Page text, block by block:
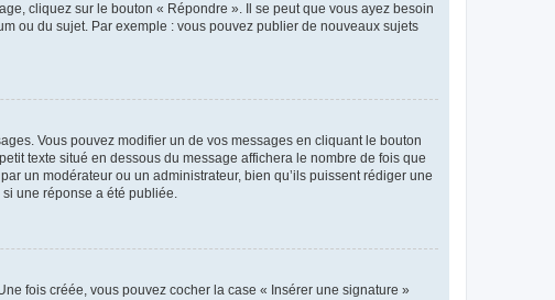
cliquez sur le bouton « Répondre ». Il se peut que vous ayez besoin
ou du sujet. Par exemple : vous pouvez publier de nouveaux sujets
Vous pouvez modifier un de vos messages en cliquant le bouton
texte situé en dessous du message affichera le nombre de fois que
un modérateur ou un administrateur, bien qu’ils puissent rédiger une
une réponse a été publiée.
fois créée, vous pouvez cocher la case « Insérer une signature »